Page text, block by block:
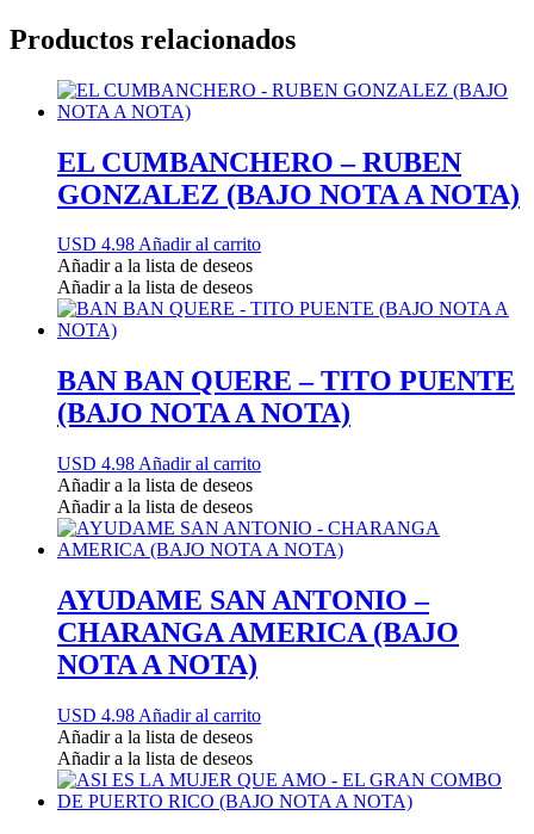
Productos relacionados
EL CUMBANCHERO – RUBEN
GONZALEZ (BAJO NOTA A NOTA)
USD 4.98Añadir al carrito
Añadir a la lista de deseos
Añadir a la lista de deseos
BAN BAN QUERE – TITO PUENTE
(BAJO NOTA A NOTA)
USD 4.98 Añadir al carrito
Añadir a la lista de deseos
Añadir a la lista de deseos
AYUDAME SAN ANTONIO –
CHARANGA AMERICA (BAJO
NOTA A NOTA)
USD 4.98 Añadir al carrito
Añadir a la lista de deseos
Añadir a la lista de deseos